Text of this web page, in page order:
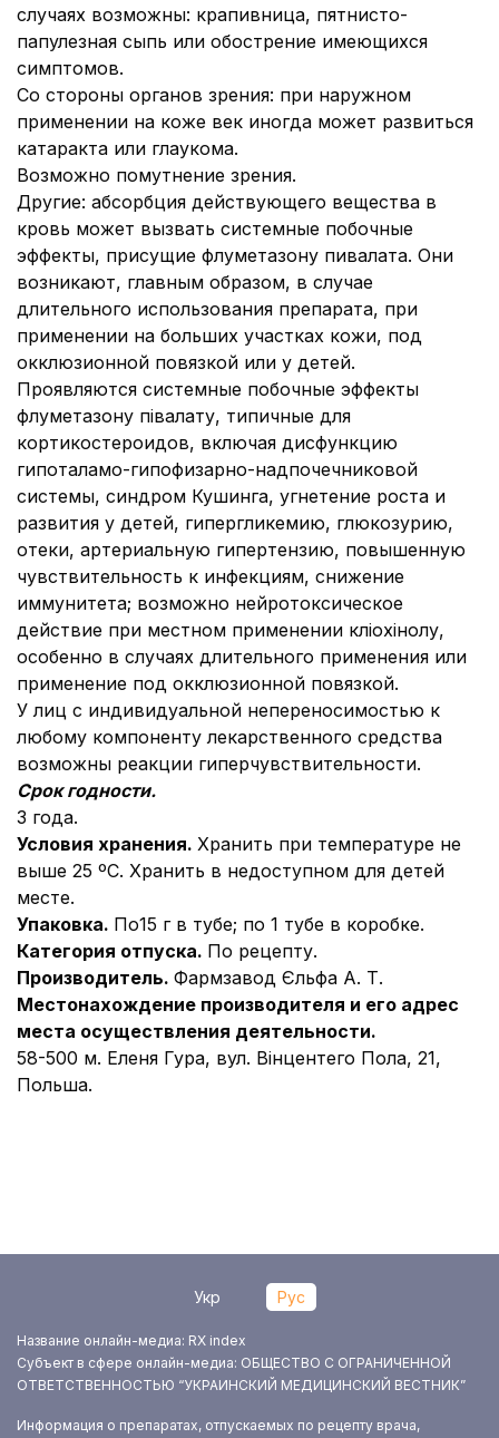
случаях возможны: крапивница, пятнисто-
папулезная сыпь или обострение имеющихся
симптомов.
Со стороны органов зрения: при наружном
применении на коже век иногда может развиться
катаракта или глаукома.
Возможно помутнение зрения.
Другие: абсорбция действующего вещества в
кровь может вызвать системные побочные
эффекты, присущие флуметазону пивалата. Они
возникают, главным образом, в случае
длительного использования препарата, при
применении на больших участках кожи, под
окклюзионной повязкой или у детей.
Проявляются системные побочные эффекты
флуметазону півалату, типичные для
кортикостероидов, включая дисфункцию
гипоталамо-гипофизарно-надпочечниковой
системы, синдром Кушинга, угнетение роста и
развития у детей, гипергликемию, глюкозурию,
отеки, артериальную гипертензию, повышенную
чувствительность к инфекциям, снижение
иммунитета; возможно нейротоксическое
действие при местном применении кліохінолу,
особенно в случаях длительного применения или
применение под окклюзионной повязкой.
У лиц с индивидуальной непереносимостью к
любому компоненту лекарственного средства
возможны реакции гиперчувствительности.
Срок годности.
3 года.
Условия хранения. Хранить при температуре не
выше 25 ºС. Хранить в недоступном для детей
месте.
Упаковка. По15 г в тубе; по 1 тубе в коробке.
Категория отпуска. По рецепту.
Производитель. Фармзавод Єльфа А. Т.
Местонахождение производителя и его адрес
места осуществления деятельности.
58-500 м. Еленя Гура, вул. Вінцентего Пола, 21,
Польша.
Укр Рус
Название онлайн-медиа: RX index
Субъект в сфере онлайн-медиа: ОБЩЕСТВО С ОГРАНИЧЕННОЙ
ОТВЕТСТВЕННОСТЬЮ “УКРАИНСКИЙ МЕДИЦИНСКИЙ ВЕСТНИК”
Информация о препаратах, отпускаемых по рецепту врача,